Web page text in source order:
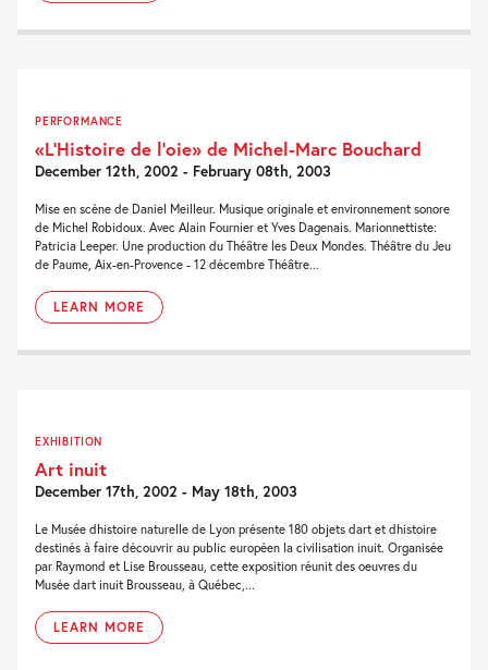
PERFORMANCE
«L’Histoire de l’oie» de Michel-Marc Bouchard
December 12th, 2002 - February 08th, 2003
Mise en scène de Daniel Meilleur. Musique originale et environnement sonore
de Michel Robidoux. Avec Alain Fournier et Yves Dagenais. Marionnettiste:
Patricia Leeper. Une production du Théâtre les Deux Mondes. Théâtre du Jeu
de Paume, Aix-en-Provence - 12 décembre Théâtre...
LEARN MORE
EXHIBITION
Art inuit
December 17th, 2002 - May 18th, 2003
Le Musée dhistoire naturelle de Lyon présente 180 objets dart et dhistoire
destinés à faire découvrir au public européen la civilisation inuit. Organisée
par Raymond et Lise Brousseau, cette exposition réunit des oeuvres du
Musée dart inuit Brousseau, à Québec,...
LEARN MORE